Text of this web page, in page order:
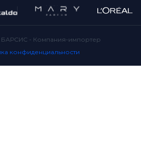
- Компания-импортер
конфиденциальности